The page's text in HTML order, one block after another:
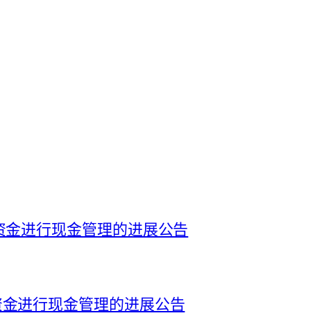
进行现金管理的进展公告
进行现金管理的进展公告